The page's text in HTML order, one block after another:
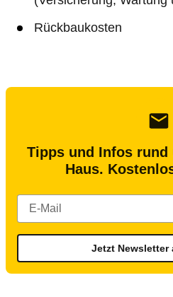
Rückbaukosten
Tipps und Infos rund
Haus.
Jetzt Newsletter